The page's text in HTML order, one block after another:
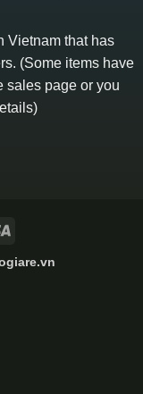
Vietnam that has
(Some items have
sales page or you